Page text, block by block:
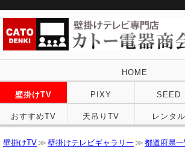
HOME
壁掛けTV PIXY SEED
おすすめTV 天吊りTV レンタル
壁掛けTV 壁掛けテレビギャラリー
都道府県一